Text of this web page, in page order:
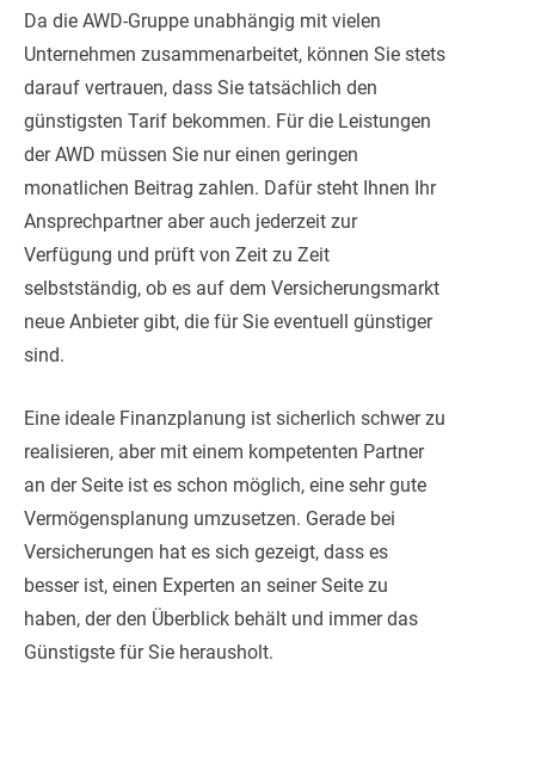
Da die AWD-Gruppe unabhängig mit vielen
Unternehmen zusammenarbeitet, können Sie stets
darauf vertrauen, dass Sie tatsächlich den
günstigsten Tarif bekommen. Für die Leistungen
der AWD müssen Sie nur einen geringen
monatlichen Beitrag zahlen. Dafür steht Ihnen Ihr
Ansprechpartner aber auch jederzeit zur
Verfügung und prüft von Zeit zu Zeit
selbstständig, ob es auf dem Versicherungsmarkt
neue Anbieter gibt, die für Sie eventuell günstiger
sind.
Eine ideale Finanzplanung ist sicherlich schwer zu
realisieren, aber mit einem kompetenten Partner
an der Seite ist es schon möglich, eine sehr gute
Vermögensplanung umzusetzen. Gerade bei
Versicherungen hat es sich gezeigt, dass es
besser ist, einen Experten an seiner Seite zu
haben, der den Überblick behält und immer das
Günstigste für Sie herausholt.